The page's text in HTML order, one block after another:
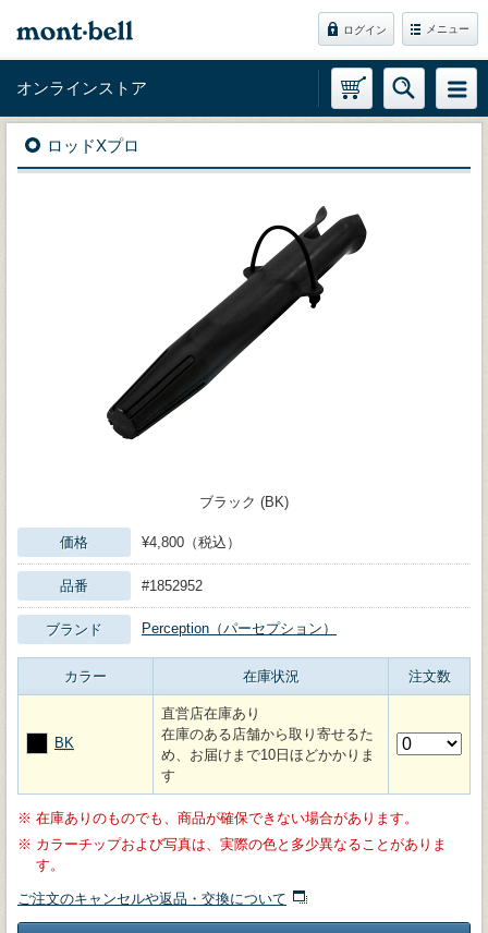
ログイン メニュー
オンラインストア
ロッドXプロ
ブラック (BK)
価格 ¥4,800（税込）
品番 #1852952
ブランド Perception（パーセプション）
カラー 在庫状況 注文数
BK
直営店在庫あり
在庫のある店舗から取り寄せるた
め、お届けまで10日ほどかかりま
す
※ 在庫ありのものでも、商品が確保できない場合があります。
※ カラーチップおよび写真は、実際の色と多少異なることがありま
す。
ご注文のキャンセルや返品・交換について